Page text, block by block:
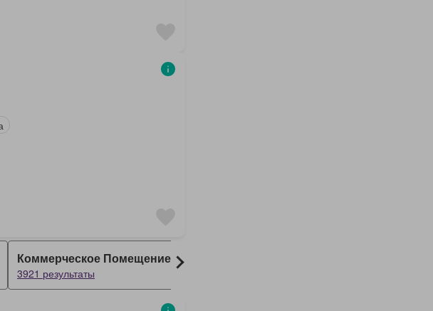
Коммерческое Помещение
3921 результаты